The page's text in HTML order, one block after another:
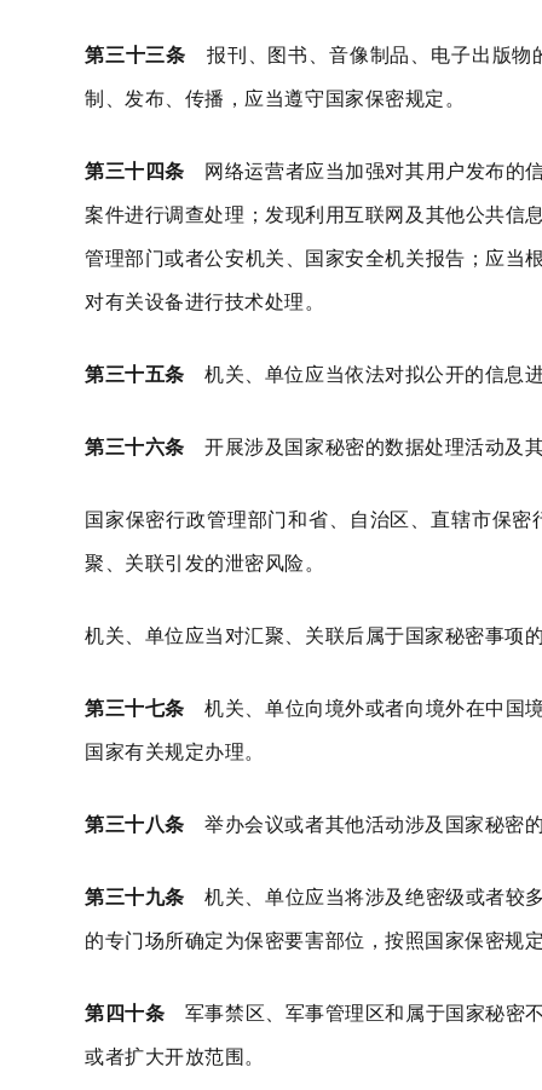
第三十三条 报刊、图书、音像制品、电子出版物
制、发布、传播，应当遵守国家保密规定。
第三十四条 网络运营者应当加强对其用户发布的
案件进行调查处理；发现利用互联网及其他公共信
管理部门或者公安机关、国家安全机关报告；应当
对有关设备进行技术处理。
第三十五条 机关、单位应当依法对拟公开的信息
第三十六条 开展涉及国家秘密的数据处理活动及
国家保密行政管理部门和省、自治区、直辖市保
聚、关联引发的泄密风险。
机关、单位应当对汇聚、关联后属于国家秘密事项
第三十七条 机关、单位向境外或者向境外在中国
国家有关规定办理。
第三十八条 举办会议或者其他活动涉及国家秘密
第三十九条 机关、单位应当将涉及绝密级或者较
的专门场所确定为保密要害部位，按照国家保密规
第四十条 军事禁区、军事管理区和属于国家秘密
或者扩大开放范围。